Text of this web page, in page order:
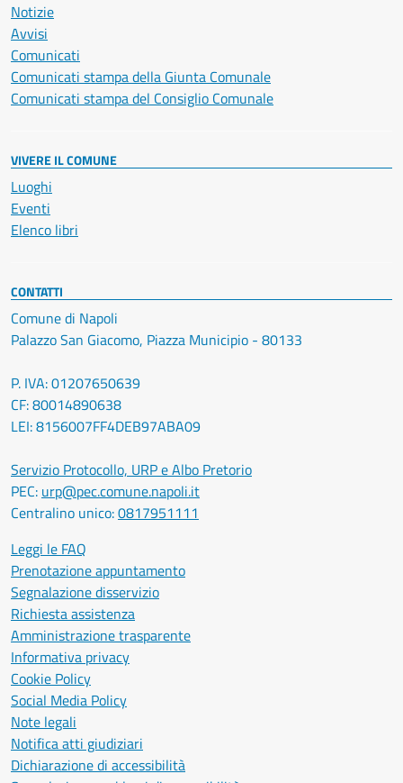
Notizie
Avvisi
Comunicati
Comunicati stampa della Giunta Comunale
Comunicati stampa del Consiglio Comunale
VIVERE IL COMUNE
Luoghi
Eventi
Elenco libri
CONTATTI
Comune di Napoli
Palazzo San Giacomo, Piazza Municipio - 80133
P. IVA: 01207650639
CF: 80014890638
LEI: 8156007FF4DEB97ABA09
Servizio Protocollo, URP e Albo Pretorio
PEC: urp@pec.comune.napoli.it
Centralino unico:0817951111
Leggi le FAQ
Prenotazione appuntamento
Segnalazione disservizio
Richiesta assistenza
Amministrazione trasparente
Informativa privacy
Cookie Policy
Social Media Policy
Note legali
Notifica atti giudiziari
Dichiarazione di accessibilità